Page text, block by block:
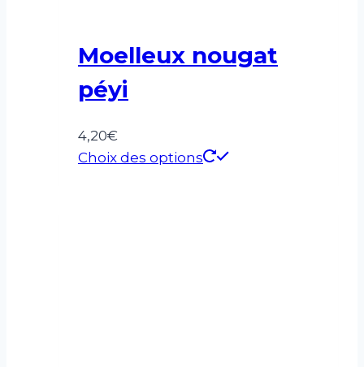
Moelleux nougat
péyi
4,20€
Choix des options